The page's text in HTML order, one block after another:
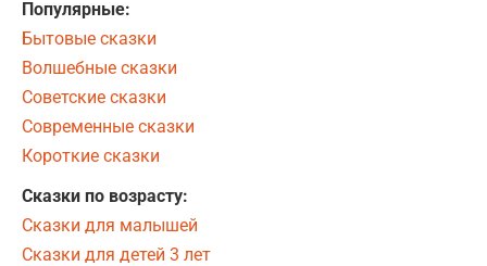
Популярные:
Бытовые сказки
Волшебные сказки
Советские сказки
Современные сказки
Короткие сказки
Сказки по возрасту:
Сказки для малышей
Сказки для детей 3 лет